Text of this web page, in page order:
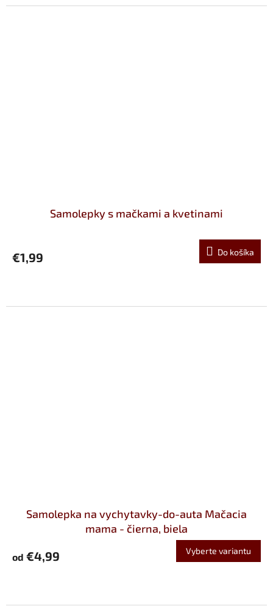
Samolepky s mačkami a kvetinami
€1,99 Do košíka
Samolepka na vychytavky-do-auta Mačacia
mama - čierna, biela
od €4,99 Vyberte variantu